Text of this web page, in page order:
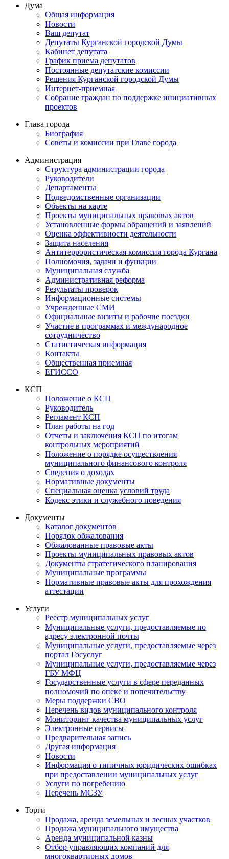
Дума
Общая информация
Новости
Ваш депутат
Депутаты Курганской городской Думы
Кабинет депутата
График приема депутатов
Постоянные депутатские комиссии
Решения Курганской городской Думы
Интернет-приемная
Собрание граждан по поддержке инициативных
проектов
Глава города
Биография
Советы и комиссии при Главе города
Администрация
Структура администрации города
Руководители
Департаменты
Подведомственные организации
Объекты на карте
Проекты муниципальных правовых актов
Установленные формы обращений и заявлений
Оценка эффективности деятельности
Защита населения
Антитеррористическая комиссия города Кургана
Полномочия, задачи и функции
Муниципальная служба
Административная реформа
Результаты проверок
Информационные системы
Учрежденные СМИ
Официальные визиты и рабочие поездки
Участие в программах и международное
сотрудничество
Статистическая информация
Контакты
Общественная приемная
ЕГИССО
КСП
Положение о КСП
Руководитель
Регламент КСП
План работы на год
Отчеты и заключения КСП по итогам
контрольных мероприятий
Положение о порядке осуществления
муниципального финансового контроля
Сведения о доходах
Нормативные документы
Специальная оценка условий труда
Кодекс этики и служебного поведения
Документы
Каталог документов
Порядок обжалования
Обжалованные правовые акты
Проекты муниципальных правовых актов
Документы стратегического планирования
Муниципальные программы
Нормативные правовые акты для прохождения
аттестации
Услуги
Реестр муниципальных услуг
Муниципальные услуги, предоставляемые по
адресу электронной почты
Муниципальные услуги, предоставляемые через
портал Госуслуг
Муниципальные услуги, предоставляемые через
ГБУ МФЦ
Государственные услуги в сфере переданных
полномочий по опеке и попечительству
Меры поддержки СВО
Перечень видов муниципального контроля
Мониторинг качества муниципальных услуг
Электронные сервисы
Предварительная запись
Другая информация
Новости
Информация о типичных юридических ошибках
при предоставлении муниципальных услуг
Услуги по погребению
Перечень МСЗУ
Торги
Продажа, аренда земельных и лесных участков
Продажа муниципального имущества
Аренда муниципальной казны
Отбор управляющих компаний для
многоквартирных домов